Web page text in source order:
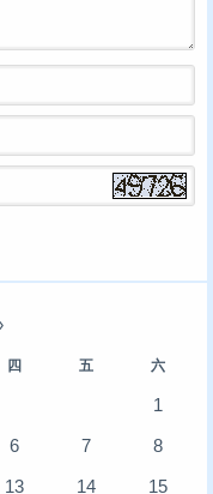
四 五 六
1
6 7
8
13 14 15